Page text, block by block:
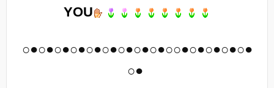
YOU
○●○●○●○●○●○●○●○●○●○○●○●○●○●○●
○●